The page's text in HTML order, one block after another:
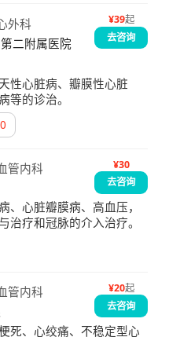
外科
二附属医院
¥39起
去咨询
性心脏病、瓣膜性心脏
等的诊治。
管内科
¥30
去咨询
、心脏瓣膜病、高血压，
治疗和冠脉的介入治疗。
管内科 ¥20起
去咨询
死、心绞痛、不稳定型心